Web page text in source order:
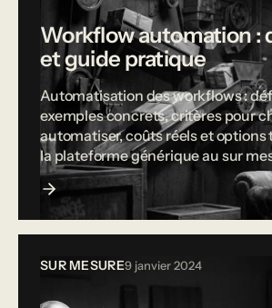
Workflow automation :
et guide pratique
Automatisation des workflows :
exemples concrets, critères pour
automatiser, coûts réels et options
la plateforme générique au sur
SUR MESURE9 janvier 2024